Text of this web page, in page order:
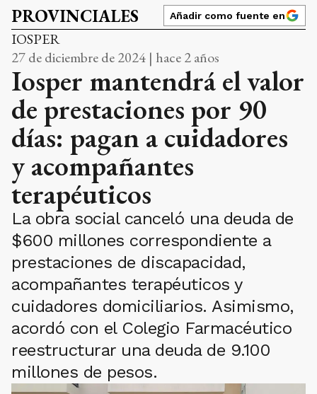
PROVINCIALES Añadir como fuente en
IOSPER
27 de diciembre de 2024 | hace 2 años
Iosper mantendrá el valor
de prestaciones por 90
días: pagan a cuidadores
y acompañantes
terapéuticos
La obra social canceló una deuda de
$600 millones correspondiente a
prestaciones de discapacidad,
acompañantes terapéuticos y
cuidadores domiciliarios. Asimismo,
acordó con el Colegio Farmacéutico
reestructurar una deuda de 9.100
millones de pesos.